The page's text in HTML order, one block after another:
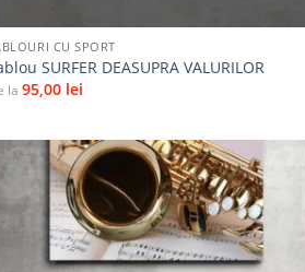
CU SPORT
SURFER DEASUPRA VALURILOR
la 95,00 lei
Adaugă